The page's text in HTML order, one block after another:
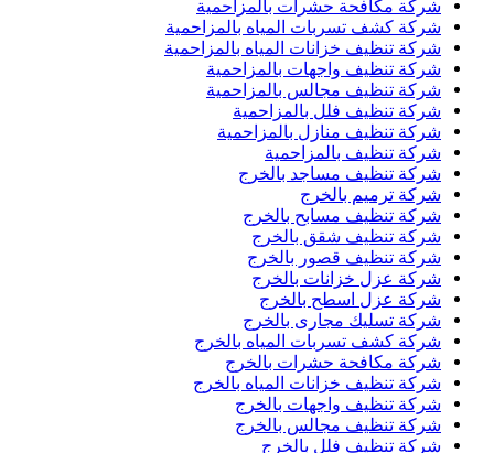
شركة مكافحة حشرات بالمزاحمية
شركة كشف تسربات المياه بالمزاحمية
شركة تنظيف خزانات المياه بالمزاحمية
شركة تنظيف واجهات بالمزاحمية
شركة تنظيف مجالس بالمزاحمية
شركة تنظيف فلل بالمزاحمية
شركة تنظيف منازل بالمزاحمية
شركة تنظيف بالمزاحمية
شركة تنظيف مساجد بالخرج
شركة ترميم بالخرج
شركة تنظيف مسابح بالخرج
شركة تنظيف شقق بالخرج
شركة تنظيف قصور بالخرج
شركة عزل خزانات بالخرج
شركة عزل اسطح بالخرج
شركة تسليك مجارى بالخرج
شركة كشف تسربات المياه بالخرج
شركة مكافحة حشرات بالخرج
شركة تنظيف خزانات المياه بالخرج
شركة تنظيف واجهات بالخرج
شركة تنظيف مجالس بالخرج
شركة تنظيف فلل بالخرج